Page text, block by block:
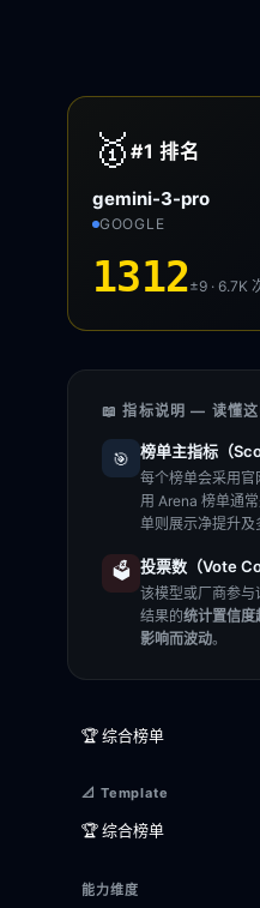
🥇 #1排名
gemini-3-pro
GOOGLE
1312±9 · 6.7K
📖 指标说明 — 读懂这
🎯 榜单主指标（
每个榜单会采用官
用 Arena 榜单通
单则展示净提升及
🗳️ 投票数（Vote
该模型或厂商参与
结果的统计置信度
影响而波动。
🏆 综合榜单
📐 Template
🏆 综合榜单
能力维度